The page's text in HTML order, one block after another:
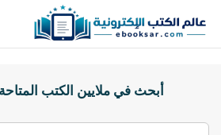
أبحث في ملايين الكتب